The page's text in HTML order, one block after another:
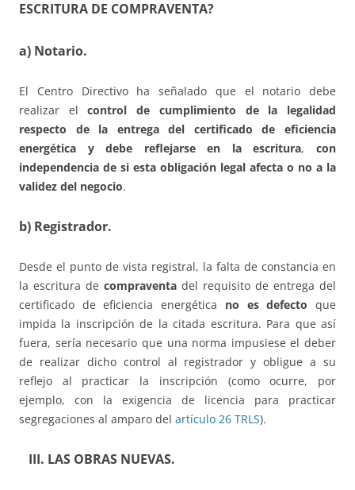
ESCRITURA DE COMPRAVENTA?
a) Notario.
El Centro Directivo ha señalado que el notario debe
realizar elcontrol de cumplimiento de la legalidad
respecto de la entrega del certificado de eficiencia
energética y debe reflejarse en la escritura,con
independencia de si esta obligación legal afecta o no a la
validez del negocio.
b) Registrador.
Desde el punto de vista registral, la falta de constancia en
la escritura de compraventa del requisito de entrega del
certificado de eficiencia energética no es defecto que
impida la inscripción de la citada escritura. Para que así
fuera, sería necesario que una norma impusiese el deber
de realizar dicho control al registrador y obligue a su
reflejo al practicar la inscripción (como ocurre, por
ejemplo, con la exigencia de licencia para practicar
segregaciones al amparo del artículo 26 TRLS).
III. LAS OBRAS NUEVAS.